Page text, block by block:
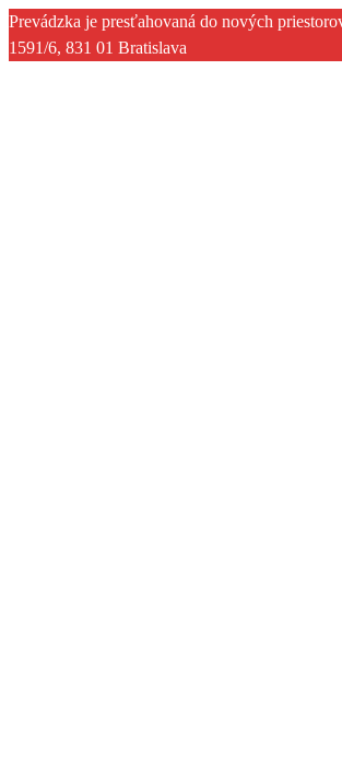
Prevádzka je presťahovaná do nových
1591/6, 831 01 Bratislava